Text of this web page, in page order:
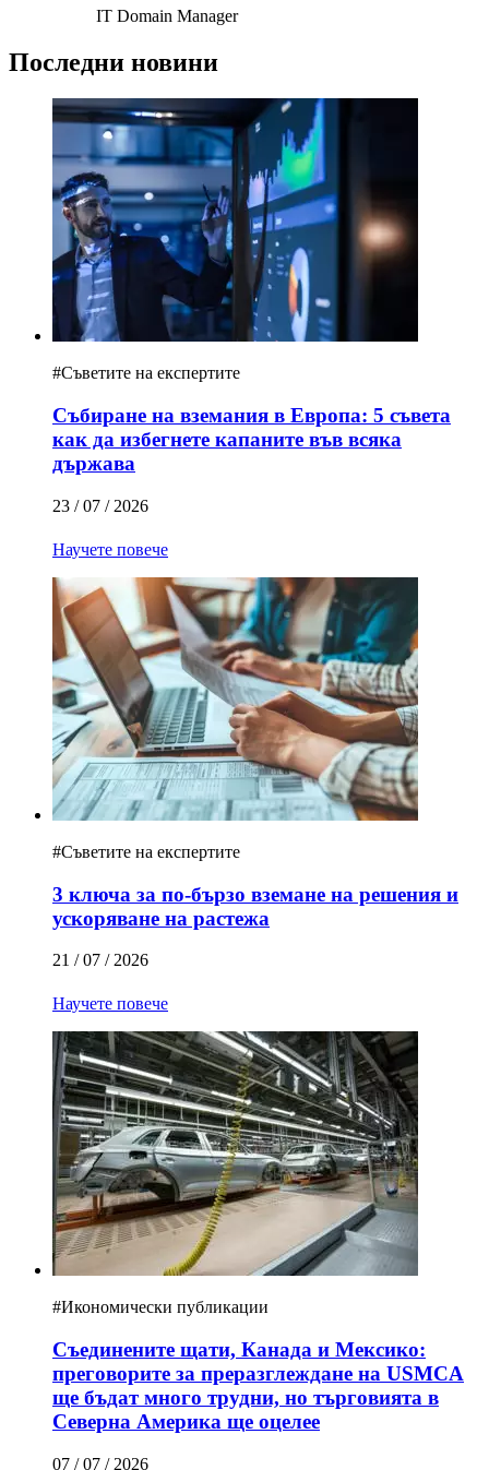
IT Domain Manager
Последни новини
#Съветите на експертите
Събиране на вземания в Европа: 5 съвета
как да избегнете капаните във всяка
държава
23 / 07 / 2026
Научете повече
#Съветите на експертите
3 ключа за по-бързо вземане на решения и
ускоряване на растежа
21 / 07 / 2026
Научете повече
#Икономически публикации
Съединените щати, Канада и Мексико:
преговорите за преразглеждане на USMCA
ще бъдат много трудни, но търговията в
Северна Америка ще оцелее
07 / 07 / 2026